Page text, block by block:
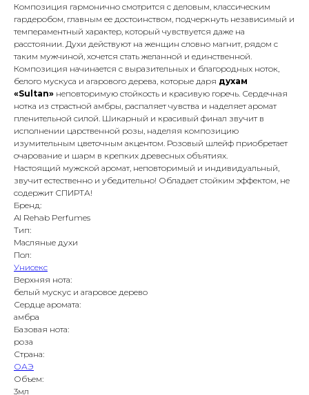
Композиция гармонично смотрится с деловым, классическим
гардеробом, главным ее достоинством, подчеркнуть независимый и
темпераментный характер, который чувствуется даже на
расстоянии. Духи действуют на женщин словно магнит, рядом с
таким мужчиной, хочется стать желанной и единственной.
Композиция начинается с выразительных и благородных ноток,
белого мускуса и агарового дерева, которые даря духам
«Sultan» неповторимую стойкость и красивую горечь. Сердечная
нотка из страстной амбры, распаляет чувства и наделяет аромат
пленительной силой. Шикарный и красивый финал звучит в
исполнении царственной розы, наделяя композицию
изумительным цветочным акцентом. Розовый шлейф приобретает
очарование и шарм в крепких древесных объятиях.
Настоящий мужской аромат, неповторимый и индивидуальный,
звучит естественно и убедительно! Обладает стойким эффектом, не
содержит СПИРТА!
Бренд:
Al Rehab Perfumes
Тип:
Масляные духи
Пол:
Унисекс
Верхняя нота:
белый мускус и агаровое дерево
Сердце аромата:
амбра
Базовая нота:
роза
Страна:
ОАЭ
Объем:
3мл